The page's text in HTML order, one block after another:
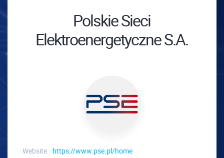
Polskie Sieci
Elektroenergetyczne S.A.
Website: https://www.pse.pl/home